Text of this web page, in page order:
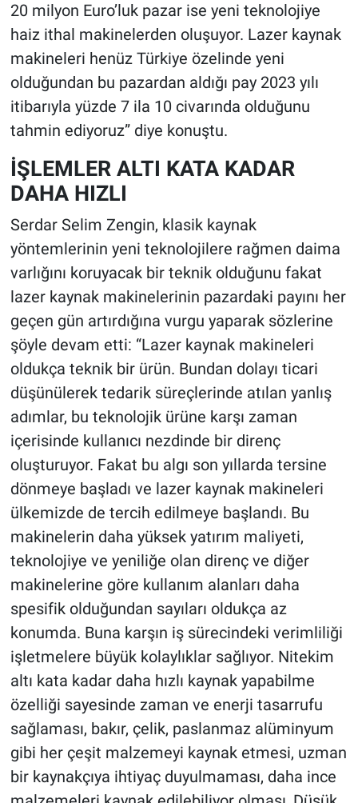
20 milyon Euro’luk pazar ise yeni teknolojiye
haiz ithal makinelerden oluşuyor. Lazer kaynak
makineleri henüz Türkiye özelinde yeni
olduğundan bu pazardan aldığı pay 2023 yılı
itibarıyla yüzde 7 ila 10 civarında olduğunu
tahmin ediyoruz” diye konuştu.
İŞLEMLER ALTI KATA KADAR
DAHA HIZLI
Serdar Selim Zengin, klasik kaynak
yöntemlerinin yeni teknolojilere rağmen daima
varlığını koruyacak bir teknik olduğunu fakat
lazer kaynak makinelerinin pazardaki payını her
geçen gün artırdığına vurgu yaparak sözlerine
şöyle devam etti: “Lazer kaynak makineleri
oldukça teknik bir ürün. Bundan dolayı ticari
düşünülerek tedarik süreçlerinde atılan yanlış
adımlar, bu teknolojik ürüne karşı zaman
içerisinde kullanıcı nezdinde bir direnç
oluşturuyor. Fakat bu algı son yıllarda tersine
dönmeye başladı ve lazer kaynak makineleri
ülkemizde de tercih edilmeye başlandı. Bu
makinelerin daha yüksek yatırım maliyeti,
teknolojiye ve yeniliğe olan direnç ve diğer
makinelerine göre kullanım alanları daha
spesifik olduğundan sayıları oldukça az
konumda. Buna karşın iş sürecindeki verimliliği
işletmelere büyük kolaylıklar sağlıyor. Nitekim
altı kata kadar daha hızlı kaynak yapabilme
özelliği sayesinde zaman ve enerji tasarrufu
sağlaması, bakır, çelik, paslanmaz alüminyum
gibi her çeşit malzemeyi kaynak etmesi, uzman
bir kaynakçıya ihtiyaç duyulmaması, daha ince